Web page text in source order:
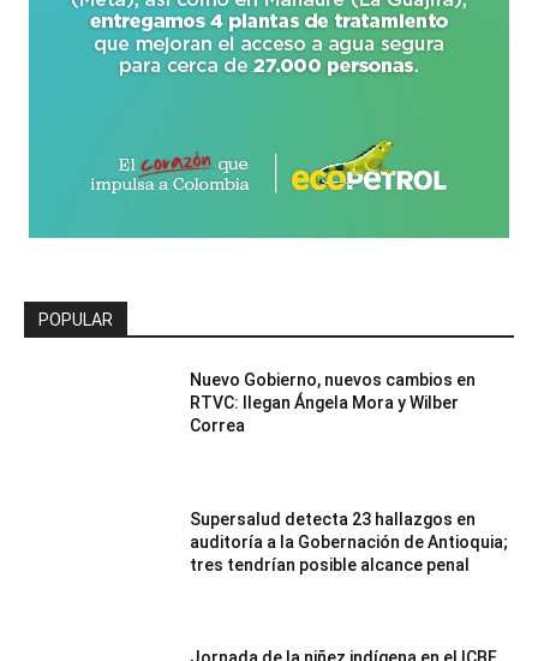
POPULAR
Nuevo Gobierno, nuevos cambios en
RTVC: llegan Ángela Mora y Wilber
Correa
Supersalud detecta 23 hallazgos en
auditoría a la Gobernación de Antioquia;
tres tendrían posible alcance penal